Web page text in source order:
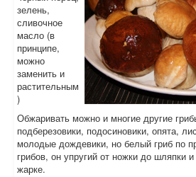
зелень,
сливочное
масло (в
принципе,
можно
заменить и
растительным
)
Обжаривать можно и многие другие
подберезовики, подосиновики, опята,
молодые дождевики, но белый гриб по
грибов, он упругий от ножки до шляпки
жарке.